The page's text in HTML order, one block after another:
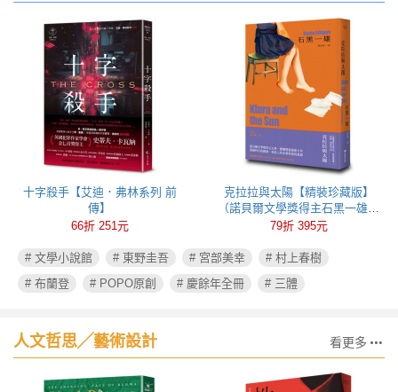
十字殺手【艾迪．弗林系列 前
傳】
66折 251元
克拉拉與太陽【精裝珍藏版】
（諾貝爾文學獎得主石黑一雄，
尋思愛與信仰的人性未來之旅）
79折 395元
# 文學小說館 # 東野圭吾 # 宮部美幸
# 村上春樹
# 布蘭登
# POPO原創 # 慶餘年全冊 # 三體
人文哲思╱藝術設計 看更多